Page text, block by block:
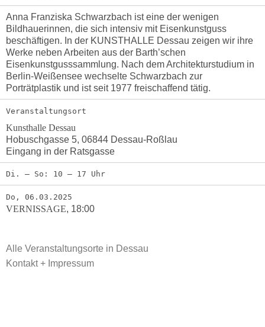
Anna Franziska Schwarzbach ist eine der wenigen
Bildhauerinnen, die sich intensiv mit Eisenkunstguss
beschäftigen. In der KUNSTHALLE Dessau zeigen wir ihre
Werke neben Arbeiten aus der Barth’schen
Eisenkunstgusssammlung. Nach dem Architekturstudium in
Berlin-Weißensee wechselte Schwarzbach zur
Porträtplastik und ist seit 1977 freischaffend tätig.
Veranstaltungsort
Kunsthalle Dessau
Hobuschgasse 5, 06844 Dessau-Roßlau
Eingang in der Ratsgasse
Di. – So: 10 – 17 Uhr
Do, 06.03.2025
VERNISSAGE, 18:00
Alle Veranstaltungsorte in Dessau
Kontakt + Impressum